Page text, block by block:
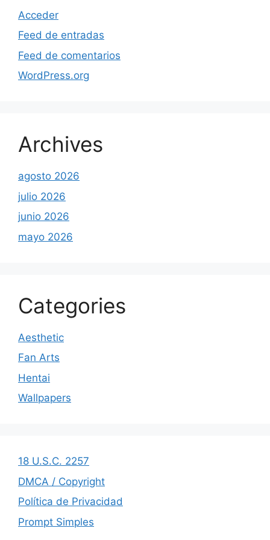
Acceder
Feed de entradas
Feed de comentarios
WordPress.org
Archives
agosto 2026
julio 2026
junio 2026
mayo 2026
Categories
Aesthetic
Fan Arts
Hentai
Wallpapers
18 U.S.C. 2257
DMCA / Copyright
Política de Privacidad
Prompt Simples